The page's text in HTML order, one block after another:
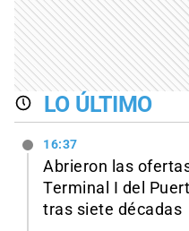
LO ÚLTIMO
16:37
Abrieron las
Terminal I del
tras siete décadas